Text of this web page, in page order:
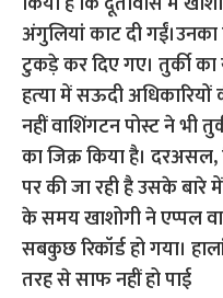
अंगुलियां काट दी
टुकड़े कर दिए गए। तुर्की
हत्‍या में सऊदी अधिकारियों
नहीं वाशिंगटन पोस्ट ने भी
का जिक्र किया है। दरअसल,
पर की जा रही है उसके बारे
के समय खाशोगी ने एप्‍पल
सबकुछ रिकॉर्ड हो गया।
तरह से साफ नहीं हो पाई